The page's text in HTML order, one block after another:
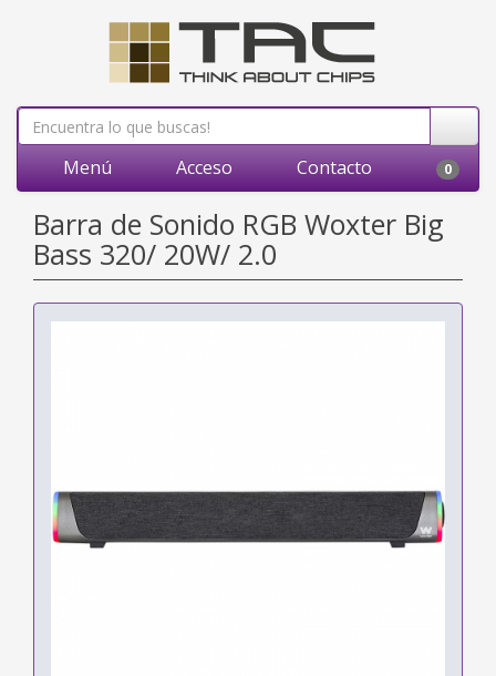
Menú Acceso Contacto 0
Barra de Sonido RGB Woxter Big
Bass 320/ 20W/ 2.0